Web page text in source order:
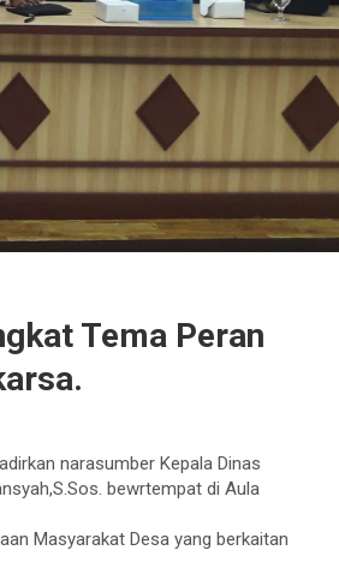
Tema Peran
narasumber Kepala Dinas
bewrtempat di Aula
Masyarakat Desa yang berkaitan